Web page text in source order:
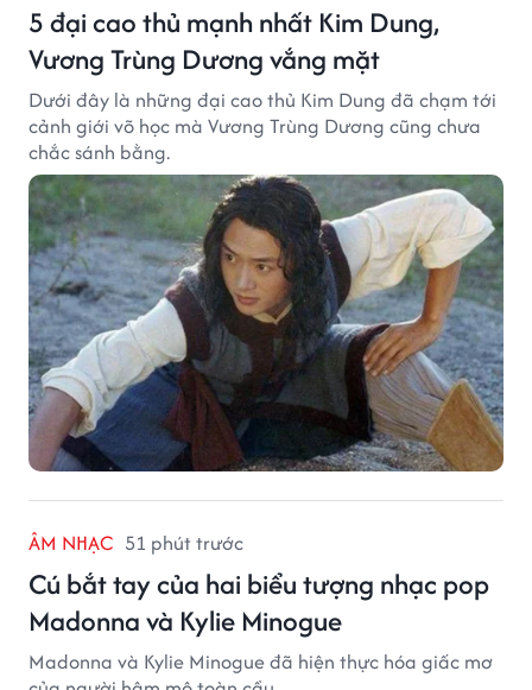
5 đại cao thủ mạnh nhất Kim Dung,
Vương Trùng Dương vắng mặt
Dưới đây là những đại cao thủ Kim Dung đã chạm tới
cảnh giới võ học mà Vương Trùng Dương cũng chưa
chắc sánh bằng.
ÂM NHẠC 51 phút trước
Cú bắt tay của hai biểu tượng nhạc pop
Madonna và Kylie Minogue
Madonna và Kylie Minogue đã hiện thực hóa giấc mơ